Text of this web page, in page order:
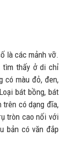
là các mảnh vỡ.
tìm thấy ở di chỉ
có màu đỏ, đen,
bát bồng, bát
có dạng đĩa,
tròn cao nối với
bản có văn đắp